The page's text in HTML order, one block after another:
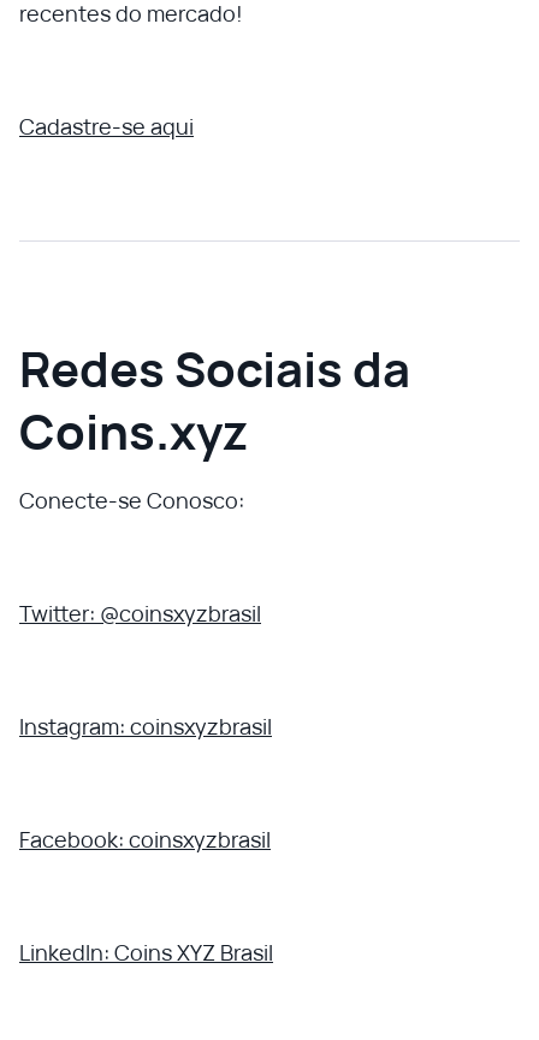
recentes do mercado!
Cadastre-se aqui
Redes Sociais da
Coins.xyz
Conecte-se Conosco:
Twitter: @coinsxyzbrasil
Instagram: coinsxyzbrasil
Facebook: coinsxyzbrasil
LinkedIn: Coins XYZ Brasil